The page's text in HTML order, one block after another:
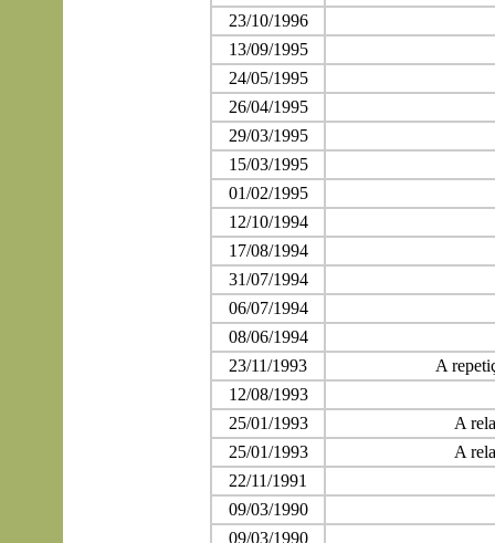
23/10/1996
13/09/1995
24/05/1995
26/04/1995
29/03/1995
15/03/1995
01/02/1995
12/10/1994
17/08/1994
31/07/1994
06/07/1994
08/06/1994
23/11/1993
A
12/08/1993
25/01/1993
A
25/01/1993
A
22/11/1991
09/03/1990
09/03/1990